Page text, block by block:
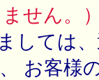
せん。
しては
お客様